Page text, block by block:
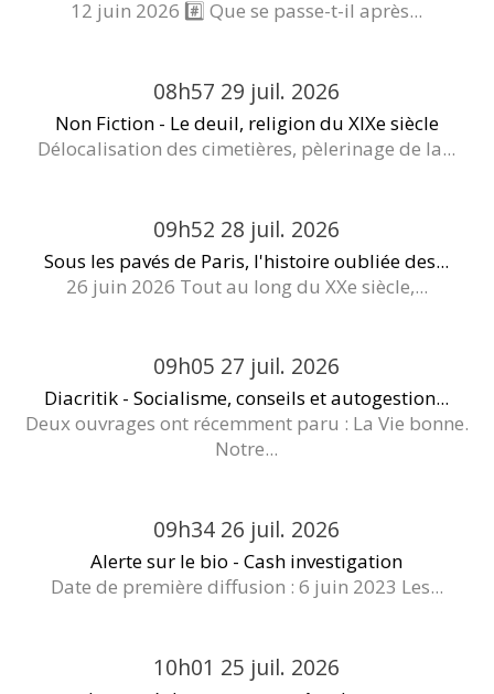
12 juin 2026 #️⃣ Que se passe-t-il après...
08h57 29 juil. 2026
Non Fiction - Le deuil, religion du XIXe siècle
Délocalisation des cimetières, pèlerinage de la...
09h52 28 juil. 2026
Sous les pavés de Paris, l'histoire oubliée des...
26 juin 2026 Tout au long du XXe siècle,...
09h05 27 juil. 2026
Diacritik - Socialisme, conseils et autogestion...
Deux ouvrages ont récemment paru : La Vie bonne.
Notre...
09h34 26 juil. 2026
Alerte sur le bio - Cash investigation
Date de première diffusion : 6 juin 2023 Les...
10h01 25 juil. 2026